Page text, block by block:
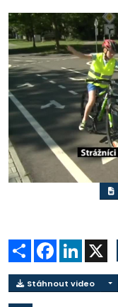
Sdílet Facebook
LinkedIn
Stáhnout video